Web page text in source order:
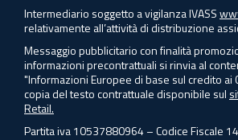
Intermediario soggetto a vigilanza IVASS
relativamente all’attività di distribuzione
Messaggio pubblicitario con finalità
informazioni precontrattuali si rinvia al
"Informazioni Europee di base sul credito ai
copia del testo contrattuale disponibile sul
Retail.
Partita iva 10537880964 – Codice Fiscale